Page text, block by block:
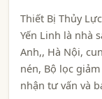
Thiết Bị Thủy
Yến Linh là nhà
Anh,, Hà Nội,
nén, Bộ lọc
nhận tư vấn và